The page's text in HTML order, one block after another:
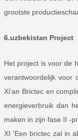
grootste
6.uzbekistan Project
Het project is voor de
verantwoordelijk voor
Xi'an Brictec en
energieverbruik dan
maken in zijn fase II -
XI 'Een brictec zal in